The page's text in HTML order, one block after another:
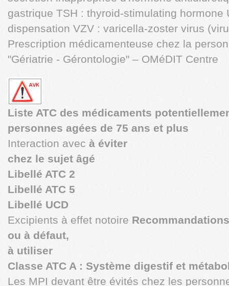
gastrique TSH : thyroid-stimulating hormone
dispensation VZV : varicella-zoster virus
Prescription médicamenteuse chez la
"Gériatrie - Gérontologie" – OMéDIT Centre
Liste ATC des médicaments
personnes agées de 75 ans et plus
Interaction avec à éviter
chez le sujet âgé
Libellé ATC 2
Libellé ATC 5
Libellé UCD
Excipients à effet notoire
ou à défaut,
à utiliser
Classe ATC A : Système digestif et
Les MPI devant être évités chez les